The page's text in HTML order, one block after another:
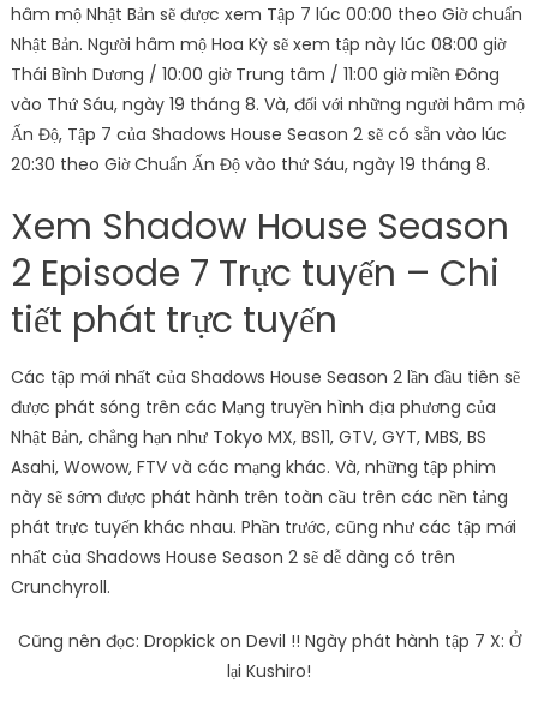
hâm mộ Nhật Bản sẽ được xem Tập 7 lúc 00:00 theo Giờ chuẩn
Nhật Bản. Người hâm mộ Hoa Kỳ sẽ xem tập này lúc 08:00 giờ
Thái Bình Dương / 10:00 giờ Trung tâm / 11:00 giờ miền Đông
vào Thứ Sáu, ngày 19 tháng 8. Và, đối với những người hâm mộ
Ấn Độ, Tập 7 của Shadows House Season 2 sẽ có sẵn vào lúc
20:30 theo Giờ Chuẩn Ấn Độ vào thứ Sáu, ngày 19 tháng 8.
Xem Shadow House Season
2 Episode 7 Trực tuyến – Chi
tiết phát trực tuyến
Các tập mới nhất của Shadows House Season 2 lần đầu tiên sẽ
được phát sóng trên các Mạng truyền hình địa phương của
Nhật Bản, chẳng hạn như Tokyo MX, BS11, GTV, GYT, MBS, BS
Asahi, Wowow, FTV và các mạng khác. Và, những tập phim
này sẽ sớm được phát hành trên toàn cầu trên các nền tảng
phát trực tuyến khác nhau. Phần trước, cũng như các tập mới
nhất của Shadows House Season 2 sẽ dễ dàng có trên
Crunchyroll.
Cũng nên đọc: Dropkick on Devil !! Ngày phát hành tập 7 X: Ở
lại Kushiro!